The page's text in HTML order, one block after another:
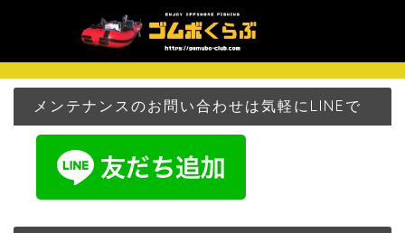
メンテナンスのお問い合わせは気軽にLINEで